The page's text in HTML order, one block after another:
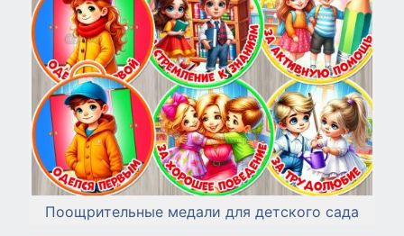
Поощрительные медали для детского сада